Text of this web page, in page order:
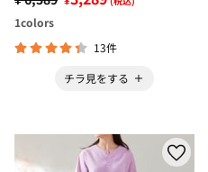
1colors
13件
チラ見をする